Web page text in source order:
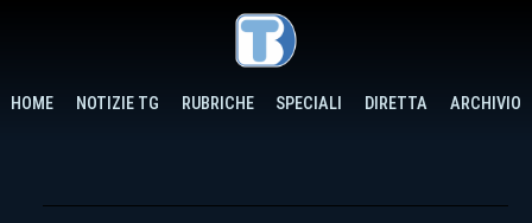
HOME NOTIZIE TG RUBRICHE SPECIALI DIRETTA ARCHIVIO